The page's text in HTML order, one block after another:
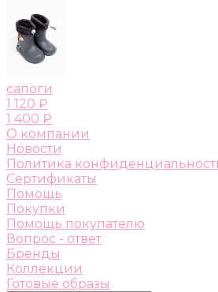
сапоги
1 120 ₽
1 400 ₽
О компании
Новости
Политика
Сертификаты
Помощь
Покупки
Помощь покупателю
Вопрос - ответ
Бренды
Коллекции
Готовые образы